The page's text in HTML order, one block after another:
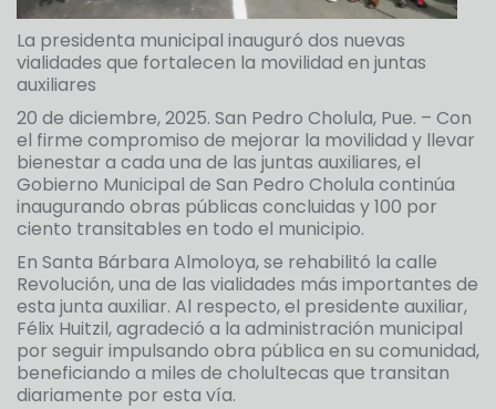
La presidenta municipal inauguró dos nuevas
vialidades que fortalecen la movilidad en juntas
auxiliares
20 de diciembre, 2025. San Pedro Cholula, Pue. – Con
el firme compromiso de mejorar la movilidad y llevar
bienestar a cada una de las juntas auxiliares, el
Gobierno Municipal de San Pedro Cholula continúa
inaugurando obras públicas concluidas y 100 por
ciento transitables en todo el municipio.
En Santa Bárbara Almoloya, se rehabilitó la calle
Revolución, una de las vialidades más importantes de
esta junta auxiliar. Al respecto, el presidente auxiliar,
Félix Huitzil, agradeció a la administración municipal
por seguir impulsando obra pública en su comunidad,
beneficiando a miles de cholultecas que transitan
diariamente por esta vía.